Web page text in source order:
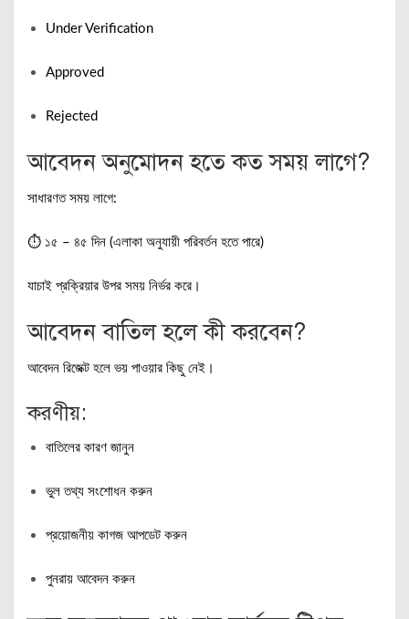
Under Verification
Approved
Rejected
আবেদন অনুমোদন হতে কত সময় লাগে?
সাধারণত সময় লাগে:
⏱️ ১৫ – ৪৫ দিন (এলাকা অনুযায়ী পরিবর্তন হতে পারে)
যাচাই প্রক্রিয়ার উপর সময় নির্ভর করে।
আবেদন বাতিল হলে কী করবেন?
আবেদন রিজেক্ট হলে ভয় পাওয়ার কিছু নেই।
করণীয়:
বাতিলের কারণ জানুন
ভুল তথ্য সংশোধন করুন
প্রয়োজনীয় কাগজ আপডেট করুন
পুনরায় আবেদন করুন